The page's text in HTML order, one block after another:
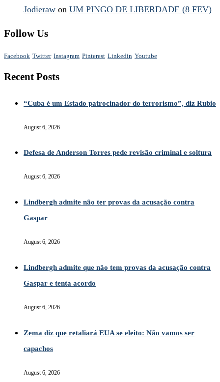
Jodieraw on UM PINGO DE LIBERDADE (8 FEV)
Follow Us
Facebook Twitter Instagram Pinterest Linkedin Youtube
Recent Posts
“Cuba é um Estado patrocinador do terrorismo”, diz Rubio
August 6, 2026
Defesa de Anderson Torres pede revisão criminal e soltura
August 6, 2026
Lindbergh admite não ter provas da acusação contra
Gaspar
August 6, 2026
Lindbergh admite que não tem provas da acusação contra
Gaspar e tenta acordo
August 6, 2026
Zema diz que retaliará EUA se eleito: Não vamos ser
capachos
August 6, 2026